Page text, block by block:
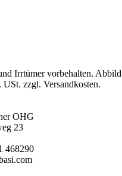
Irrtümer vorbehalten.
zzgl. Versandkosten.
OHG
23
468290